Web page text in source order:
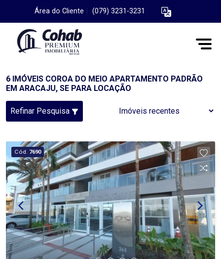
Área do Cliente (079) 3231-3231
6 IMÓVEIS COROA DO MEIO APARTAMENTO PADRÃO
EM ARACAJU, SE PARA LOCAÇÃO
Refinar Pesquisa
Cód. 7690